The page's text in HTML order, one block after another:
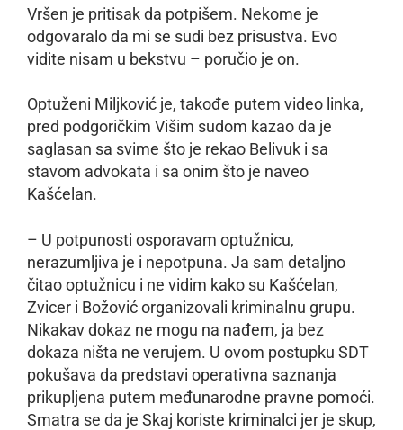
Vršen je pritisak da potpišem. Nekome je
odgovaralo da mi se sudi bez prisustva. Evo
vidite nisam u bekstvu – poručio je on.
Optuženi Miljković je, takođe putem video linka,
pred podgoričkim Višim sudom kazao da je
saglasan sa svime što je rekao Belivuk i sa
stavom advokata i sa onim što je naveo
Kašćelan.
– U potpunosti osporavam optužnicu,
nerazumljiva je i nepotpuna. Ja sam detaljno
čitao optužnicu i ne vidim kako su Kašćelan,
Zvicer i Božović organizovali kriminalnu grupu.
Nikakav dokaz ne mogu na nađem, ja bez
dokaza ništa ne verujem. U ovom postupku SDT
pokušava da predstavi operativna saznanja
prikupljena putem međunarodne pravne pomoći.
Smatra se da je Skaj koriste kriminalci jer je skup,